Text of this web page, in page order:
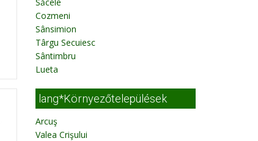
Cozmeni
Sânsimion
Târgu Secuiesc
Sântimbru
Lueta
lang*Környezőtelepülések
Arcuş
Valea Crişului